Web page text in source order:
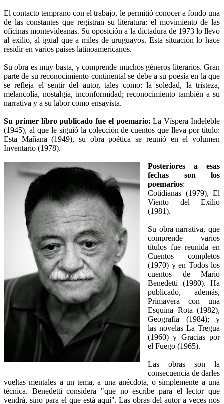
El contacto temprano con el trabajo, le permitió conocer a fondo una
de las constantes que registran su literatura: el movimiento de las
oficinas montevideanas. Su oposición a la dictadura de 1973 lo llevo
al exilio, al igual que a miles de uruguayos. Esta situación lo hace
residir en varios países latinoamericanos.
Su obra es muy basta, y comprende muchos géneros literarios. Gran
parte de su reconocimiento continental se debe a su poesía en la que
se refleja el sentir del autor, tales como: la soledad, la tristeza,
melancolía, nostalgia, inconformidad; reconocimiento también a su
narrativa y a su labor como ensayista.
Su primer libro publicado fue el poemario: La Víspera Indeleble
(1945), al que le siguió la colección de cuentos que lleva por título:
Esta Mañana (1949), su obra poética se reunió en el volumen
Inventario (1978).
Posteriores a esas
fechas son los
poemarios:
Cotidianas (1979), El
Viento del Exilio
(1981).
Su obra narrativa, que
comprende varios
títulos fue reunida en
Cuentos completos
(1970) y en Todos los
cuentos de Mario
Benedetti (1980). Ha
publicado, además,
Primavera con una
Esquina Rota (1982),
Geografía (1984); y
las novelas La Tregua
(1960) y Gracias por
el Fuego (1965).
Las obras son la
consecuencia de darles
vueltas mentales a un tema, a una anécdota, o simplemente a una
técnica. Benedetti considera "que no escribe para el lector que
vendrá, sino para el que está aquí". Las obras del autor a veces nos